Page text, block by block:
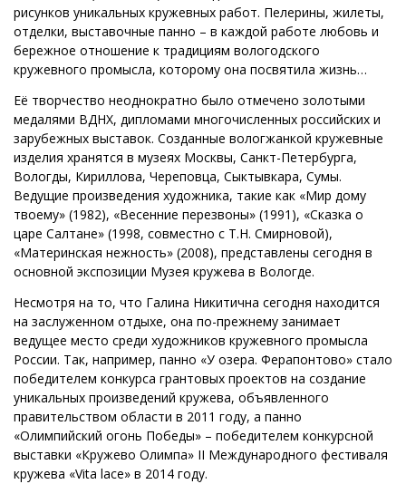
рисунков уникальных кружевных работ. Пелерины, жилеты,
отделки, выставочные панно – в каждой работе любовь и
бережное отношение к традициям вологодского
кружевного промысла, которому она посвятила жизнь…
Её творчество неоднократно было отмечено золотыми
медалями ВДНХ, дипломами многочисленных российских и
зарубежных выставок. Созданные вологжанкой кружевные
изделия хранятся в музеях Москвы, Санкт-Петербурга,
Вологды, Кириллова, Череповца, Сыктывкара, Сумы.
Ведущие произведения художника, такие как «Мир дому
твоему» (1982), «Весенние перезвоны» (1991), «Сказка о
царе Салтане» (1998, совместно с Т.Н. Смирновой),
«Материнская нежность» (2008), представлены сегодня в
основной экспозиции Музея кружева в Вологде.
Несмотря на то, что Галина Никитична сегодня находится
на заслуженном отдыхе, она по-прежнему занимает
ведущее место среди художников кружевного промысла
России. Так, например, панно «У озера. Ферапонтово» стало
победителем конкурса грантовых проектов на создание
уникальных произведений кружева, объявленного
правительством области в 2011 году, а панно
«Олимпийский огонь Победы» – победителем конкурсной
выставки «Кружево Олимпа» II Международного фестиваля
кружева «Vita lace» в 2014 году.